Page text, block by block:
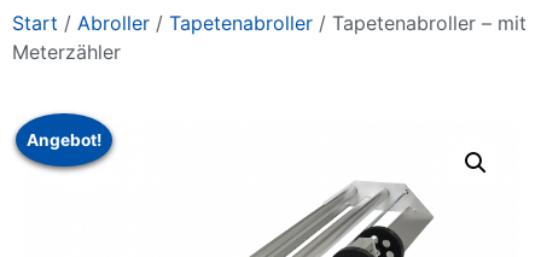
Start / Abroller / Tapetenabroller / Tapetenabroller – mit
Meterzähler
Angebot!